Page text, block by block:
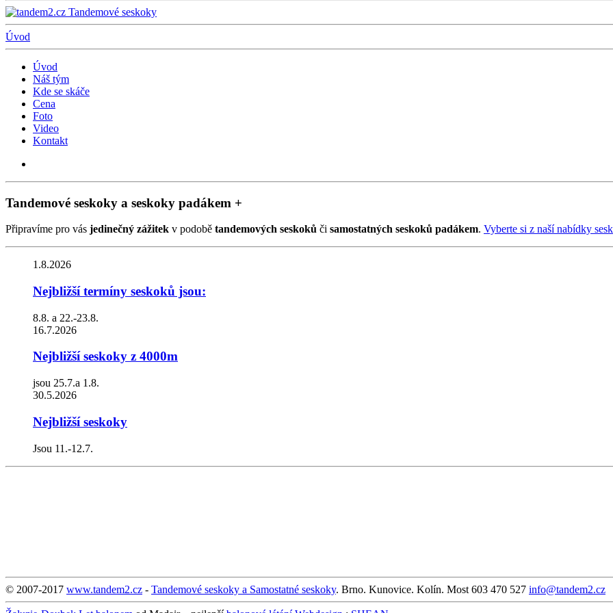
Úvod
Úvod
Náš tým
Kde se skáče
Cena
Foto
Video
Kontakt
Tandemové seskoky a seskoky padákem +
Připravíme pro vás jedinečný zážitek v podobě tandemových seskoků či samostatných seskoků padákem. Vyberte si z naší nabídky
1.8.2026
Nejbližší termíny seskoků jsou:
8.8. a 22.-23.8.
16.7.2026
Nejbližší seskoky z 4000m
jsou 25.7.a 1.8.
30.5.2026
Nejbližší seskoky
Jsou 11.-12.7.
© 2007-2017 www.tandem2.cz - Tandemové seskoky a Samostatné seskoky. Brno. Kunovice. Kolín. Most 603 470 527 info@tandem2.cz